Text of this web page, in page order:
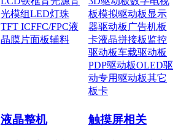
光模组LED灯珠
TFT ICFFC/FPC液
晶膜片面板辅料
板模拟驱动板 显示
器驱动板广告机板
卡液晶拼接板监控
驱动板车载驱动板
PDP驱动板OLED驱
动专用驱动板其它
板卡
液晶整机 触摸屏相关